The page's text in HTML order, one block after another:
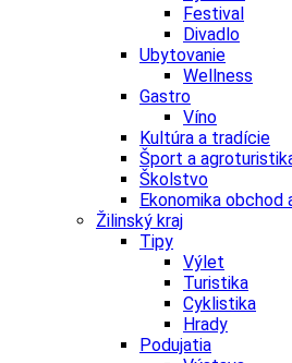
Festival
Divadlo
Ubytovanie
Wellness
Gastro
Víno
Kultúra a tradície
Šport a
Školstvo
Ekonomika obchod
Žilinský kraj
Tipy
Výlet
Turistika
Cyklistika
Hrady
Podujatia